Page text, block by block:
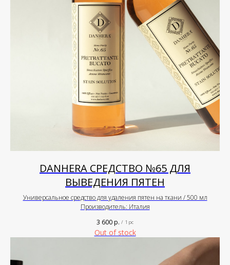
DANHERA СРЕДСТВО №65 ДЛЯ
ВЫВЕДЕНИЯ ПЯТЕН
Универсальное средство для удаления пятен на ткани / 500 мл
Производитель: Италия
3 600р. / 1 pc
Out of stock